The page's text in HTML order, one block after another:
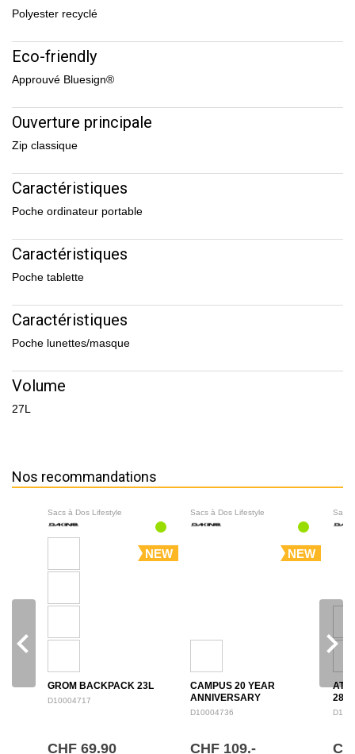
Polyester recyclé
Eco-friendly
Approuvé Bluesign®
Ouverture principale
Zip classique
Caractéristiques
Poche ordinateur portable
Caractéristiques
Poche tablette
Caractéristiques
Poche lunettes/masque
Volume
27L
Nos recommandations
Sacs à Dos Lifestyle
NEW
GROM BACKPACK 23L
D10004717
CHF 69.90
Sacs à Dos Lifestyle
NEW
CAMPUS 20 YEAR
ANNIVERSARY
BACKPACK 28L
D10004736
CHF 109.-
Sacs
28L
navigate_before navigate_next